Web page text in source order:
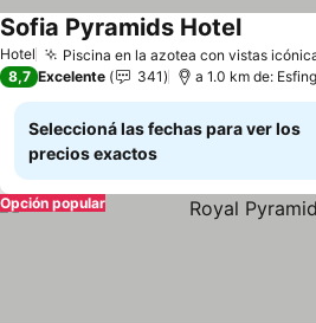
Hotel Piscina en la azotea con vistas
Sofia Pyramids HotelVer
8,7 Excelente 341 a 1.0 km de:
Seleccioná las fechas para ver los
precios exactos
Opción popular